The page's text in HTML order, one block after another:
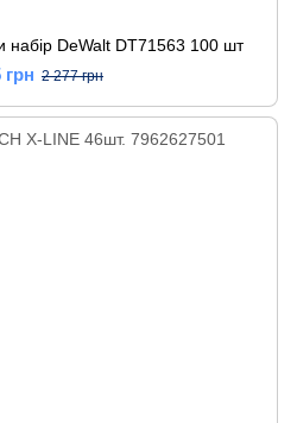
набір DeWalt DT71563 100 шт
грн 2 277 грн